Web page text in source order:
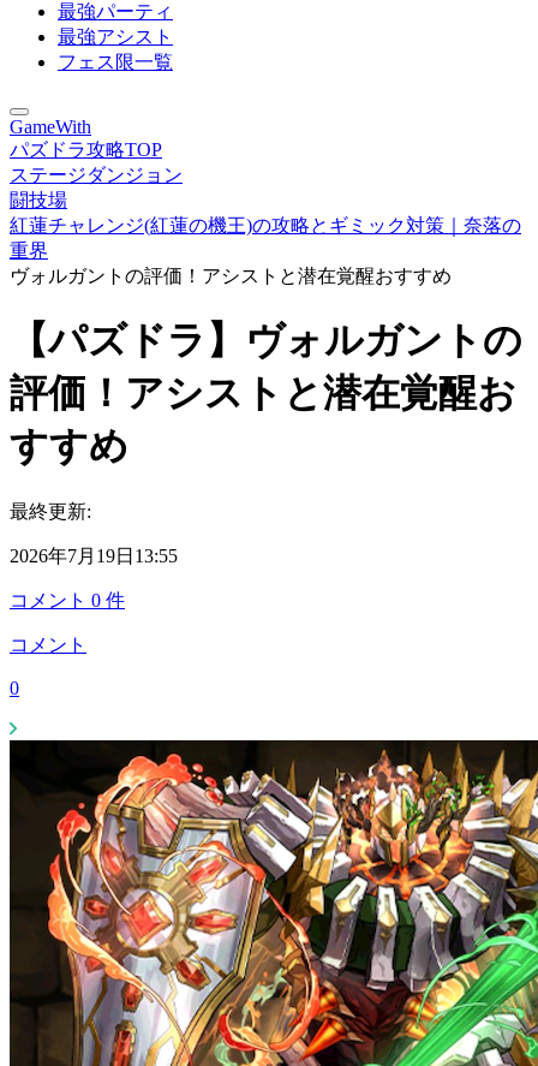
最強パーティ
最強アシスト
フェス限一覧
GameWith
パズドラ攻略TOP
ステージダンジョン
闘技場
紅蓮チャレンジ(紅蓮の機王)の攻略とギミック対策｜奈落の
重界
ヴォルガントの評価！アシストと潜在覚醒おすすめ
【パズドラ】ヴォルガントの
評価！アシストと潜在覚醒お
すすめ
最終更新:
2026年7月19日13:55
コメント 0 件
コメント
0